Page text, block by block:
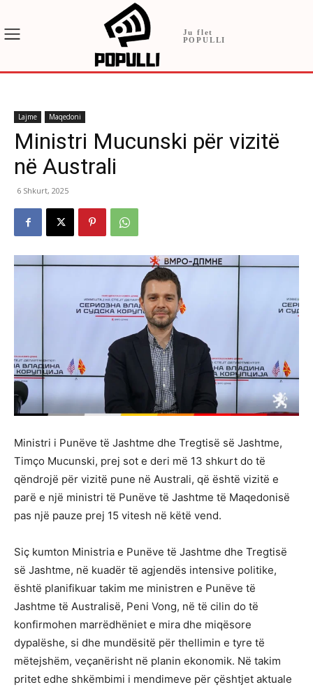
Ju flet
POPULLI
Lajme Maqedoni
Ministri Mucunski për vizitë
në Australi
6 Shkurt, 2025
Ministri i Punëve të Jashtme dhe Tregtisë së Jashtme,
Timço Mucunski, prej sot e deri më 13 shkurt do të
qëndrojë për vizitë pune në Australi, që është vizitë e
parë e një ministri të Punëve të Jashtme të Maqedonisë
pas një pauze prej 15 vitesh në këtë vend.
Siç kumton Ministria e Punëve të Jashtme dhe Tregtisë
së Jashtme, në kuadër të agjendës intensive politike,
është planifikuar takim me ministren e Punëve të
Jashtme të Australisë, Peni Vong, në të cilin do të
konfirmohen marrëdhëniet e mira dhe miqësore
dypalëshe, si dhe mundësitë për thellimin e tyre të
mëtejshëm, veçanërisht në planin ekonomik. Në takim
pritet edhe shkëmbimi i mendimeve për çështjet aktuale